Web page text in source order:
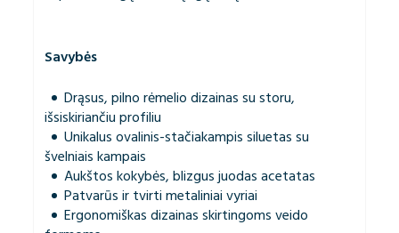
Savybės
Drąsus, pilno rėmelio dizainas su storu,
išsiskiriančiu profiliu
Unikalus ovalinis-stačiakampis siluetas su
švelniais kampais
Aukštos kokybės, blizgus juodas acetatas
Patvarūs ir tvirti metaliniai vyriai
Ergonomiškas dizainas skirtingoms veido